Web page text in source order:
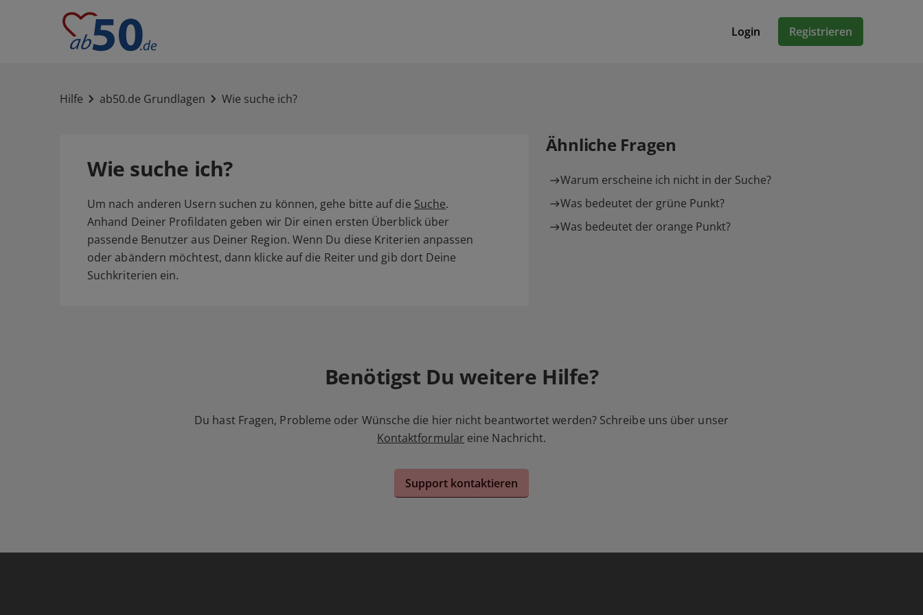
Login Registrieren
Hilfe ab50.de Grundlagen Wie suche ich?
Wie suche ich?
Um nach anderen Usern suchen zu können, gehe bitte auf die Suche.
Anhand Deiner Profildaten geben wir Dir einen ersten Überblick über
passende Benutzer aus Deiner Region. Wenn Du diese Kriterien anpassen
oder abändern möchtest, dann klicke auf die Reiter und gib dort Deine
Suchkriterien ein.
Ähnliche Fragen
Warum erscheine ich nicht in der Suche?
Was bedeutet der grüne Punkt?
Was bedeutet der orange Punkt?
Benötigst Du weitere Hilfe?
Du hast Fragen, Probleme oder Wünsche die hier nicht beantwortet werden? Schreibe uns über unser
Kontaktformular eine Nachricht.
Support kontaktieren